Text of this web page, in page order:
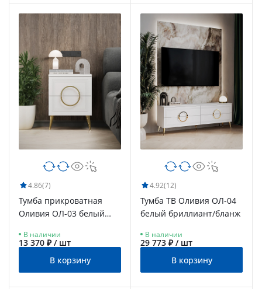
4.86(7)
Тумба прикроватная
Оливия ОЛ-03 белый
В наличии
13 370 ₽ / шт
В корзину
4.92(12)
Тумба ТВ Оливия ОЛ-04
белый бриллиант/бланж
В наличии
29 773 ₽ / шт
В корзину